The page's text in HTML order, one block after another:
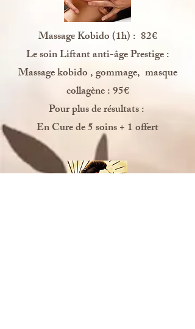
Massage Kobido (1h) : 82€
Le soin Liftant anti-âge Prestige :
Massage kobido , gommage, masque
collagène :95€
Pour plus de résultats :
En Cure de 5 soins + 1 offert